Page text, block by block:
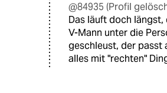
@84935 (Profil
Das läuft doch längst,
V-Mann unter die
geschleust, der passt
alles mit "rechten"